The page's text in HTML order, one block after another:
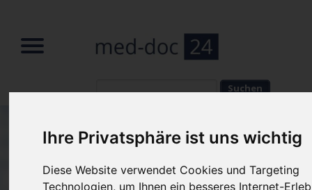
Ihre Privatsphäre ist uns wichtig
Diese Website verwendet Cookies und Targeting
Technologien, um Ihnen ein besseres Internet-